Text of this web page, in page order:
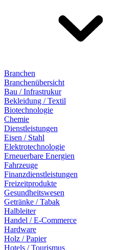
Branchen
Branchenübersicht
Bau / Infrastrukur
Bekleidung / Textil
Biotechnologie
Chemie
Dienstleistungen
Eisen / Stahl
Elektrotechnologie
Erneuerbare Energien
Fahrzeuge
Finanzdienstleistungen
Freizeitprodukte
Gesundheitswesen
Getränke / Tabak
Halbleiter
Handel / E-Commerce
Hardware
Holz / Papier
Hotels / Tourismus